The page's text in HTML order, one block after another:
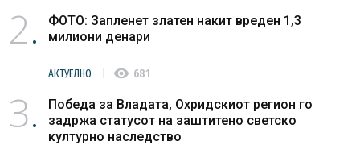
2
ФОТО: Запленет златен накит вреден 1,3
милиони денари
АКТУЕЛНО visibility 681
3
Победа за Владата, Охридскиот регион го
задржа статусот на заштитено светско
културно наследство